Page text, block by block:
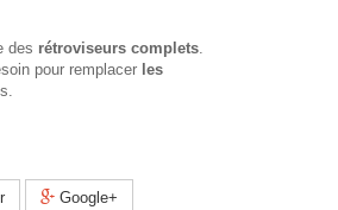
des rétroviseurs complets.
pour remplacer les
Google+